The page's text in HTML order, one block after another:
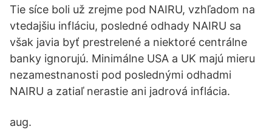
Tie síce boli už zrejme pod NAIRU, vzhľadom na
vtedajšiu infláciu, posledné odhady NAIRU sa
však javia byť prestrelené a niektoré centrálne
banky ignorujú. Minimálne USA a UK majú mieru
nezamestnanosti pod poslednými odhadmi
NAIRU a zatiaľ nerastie ani jadrová inflácia.
aug.